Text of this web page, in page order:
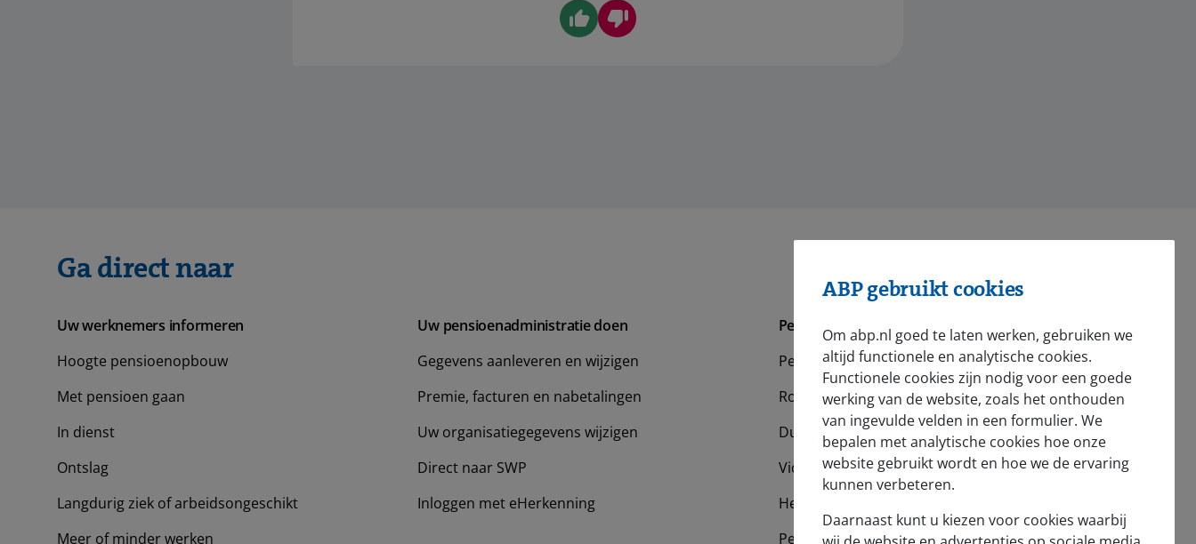
Ga direct naar
Uw werknemers informeren
Hoogte pensioenopbouw
Met pensioen gaan
In dienst
Ontslag
Langdurig ziek of arbeidsongeschikt
Meer of minder werken
Uw pensioenadministratie doen
Gegevens aanleveren en wijzigen
Premie, facturen en nabetalingen
Uw organisatiegegevens wijzigen
Direct naar SWP
Inloggen met eHerkenning
Pensioen bij ABP
Pensioenregeling in het kort
Rol werkgever rondom pensioen
Duurzame inzetbaarheid
Video's en webinars
Het vernieuwde pensioenstelsel
Pensioenambassadeurs
ABP gebruikt cookies
Om abp.nl goed te laten werken, gebruiken we
altijd functionele en analytische cookies.
Functionele cookies zijn nodig voor een goede
werking van de website, zoals het onthouden
van ingevulde velden in een formulier. We
bepalen met analytische cookies hoe onze
website gebruikt wordt en hoe we de ervaring
kunnen verbeteren.
Daarnaast kunt u kiezen voor cookies waarbij